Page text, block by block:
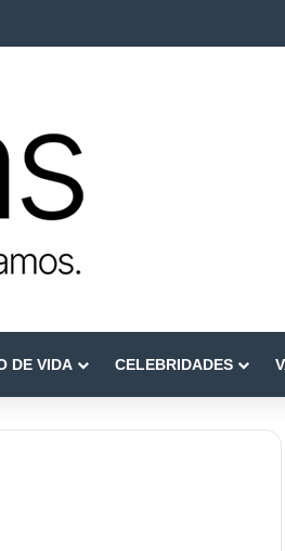
e saúde do couro cabeludo
DE VIDA CELEBRIDADES